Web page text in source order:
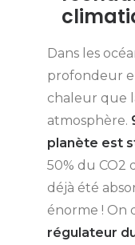
Dans les
profondeur
chaleur que
atmosphère.
planète est
50% du CO2
déjà été
énorme ! On
régulateur